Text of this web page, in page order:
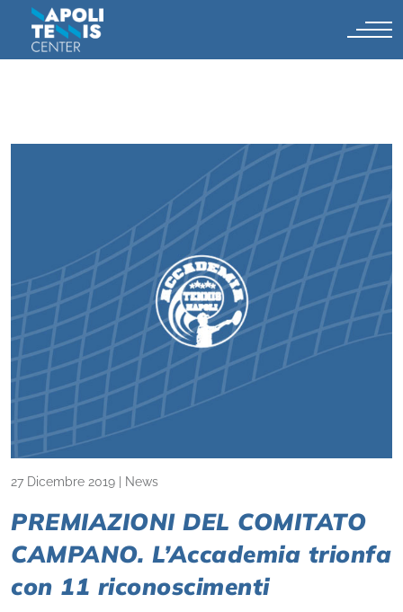
27 Dicembre 2019 News
PREMIAZIONI DEL COMITATO
CAMPANO. L’Accademia trionfa
con 11 riconoscimenti